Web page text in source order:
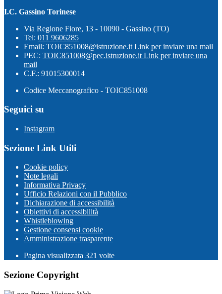
I.C. Gassino Torinese
Via Regione Fiore, 13 - 10090 - Gassino (TO)
Tel: 011 9606285
Email: TOIC851008@istruzione.it Link per inviare una mail
PEC: TOIC851008@pec.istruzione.it Link per inviare una
mail
C.F.: 91015300014
Codice Meccanografico - TOIC851008
Seguici su
Instagram
Sezione Link Utili
Cookie policy
Note legali
Informativa Privacy
Ufficio Relazioni con il Pubblico
Dichiarazione di accessibilità
Obiettivi di accessibilità
Whistleblowing
Gestione consensi cookie
Amministrazione trasparente
Pagina visualizzata 321 volte
Sezione Copyright